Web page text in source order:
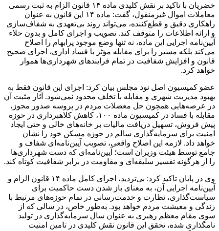
خضریان با تاکید بر نقش کلیدی ماده ۱۴ قانون الزام به ثبت رسمی
معاملات اموال غیرمنقول، گفت: ماده ۱۴ این قانون به عنوان
راهکاری دقیق و قطع‌کننده، می‌تواند روند بی‌تعهدی به شفاف‌سازی
و ارائه اطلاعات را متوقف کند. تصویب و اجرای کامل و بدون خلاء
آیین‌نامه اجرایی این ماده، نه تنها وضع موجود پرابهام را اصلاح
می‌کند بلکه مسیر را برای مقابله مؤثر با فساد اداری، اجرای صحیح
قانون و افزایش شفافیت در تمام فرایندهای شهرداری‌ها هموار
خواهد کرد.
عضو کمیسیون اصل نود مجلس بیان کرد: اجرای این قانون فقط به
بهبود مدیریت شهری و مقابله با تخلف محدود نمی‌شود. آثار مثبت آن
در عرصه‌هایی همچون حل معضلات مردم در پروسه صدور مجوز،
مقابله با فساد در کمیسیون ماده ۱۰۰، کاهش کلاهبرداری در حوزه
پیش فروش، تسهیل دریافت مالیات بر خانه‌های خالی و حتی ایجاد
امنیت برای سرمایه‌گذاری سالم در حوزه مسکن خود را نشان
خواهد داد. لازمه این اصلاح واقعی، تصویب آیین‌نامه‌ای شفاف و
جامع توسط هیئت وزیران است؛ آیین‌نامه‌ای که دست شهرداری‌ها
را از هرگونه تفسیر سلیقه‌ای و مقاومت در برابر شفافیت کوتاه کند.
وی در پایان تاکید کرد: بی‌تردید، اجرای کامل ماده ۱۴ قانون الزام و
آیین‌نامه اجرایی آن، به معنای باز شدن دست حاکمیت برای
سیاست‌گذاری، نظارت و خدمت‌رسانی در تمام حوزه‌های مرتبط با
زندگی و معیشت مردم خواهد بود. به‌طور خاص، در سالی که از
سوی مقام معظم رهبری به عنوان سال سرمایه‌گذاری در تولید
نامگذاری شده، تحقق این قانون نقش کلیدی در تامین امنیت